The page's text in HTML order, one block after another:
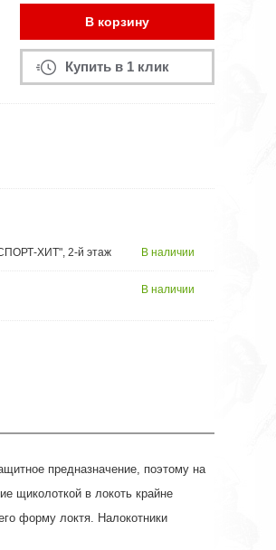
В корзину
Купить в 1 клик
ХИТ", 2-й этаж В наличии
В наличии
предназначение, поэтому на
щиколоткой в локоть крайне
форму локтя. Налокотники